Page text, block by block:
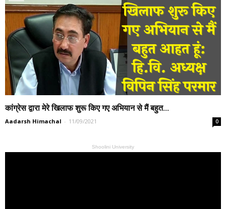
कांग्रेस द्वारा मेरे खिलाफ शुरू किए गए अभियान से मैं बहुत...
Aadarsh Himachal - 11/09/2021 0
Shoolini University